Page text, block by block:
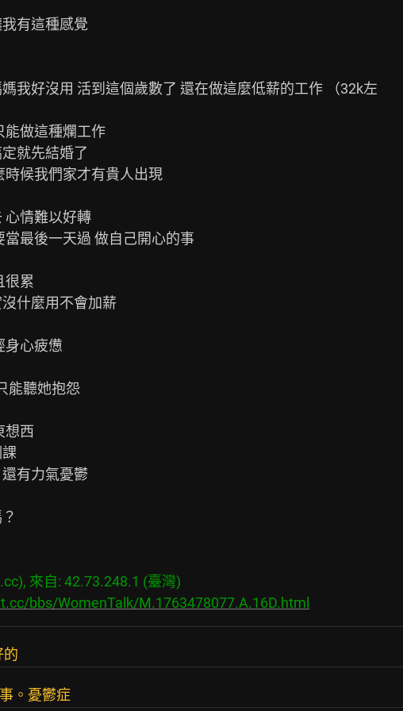
有這種感覺
我好沒用 活到這個歲數了 還在做這麼低薪的工作 （32k左
能做這種爛工作
就先結婚了
候我們家才有貴人出現
心情難以好轉
最後一天過 做自己開心的事
很累
什麼用不會加薪
身心疲憊
能聽她抱怨
想西
有力氣憂鬱
來自: 42.73.248.1 (臺灣)
bbs/WomenTalk/M.1763478077.A.16D.html
的
。憂鬱症